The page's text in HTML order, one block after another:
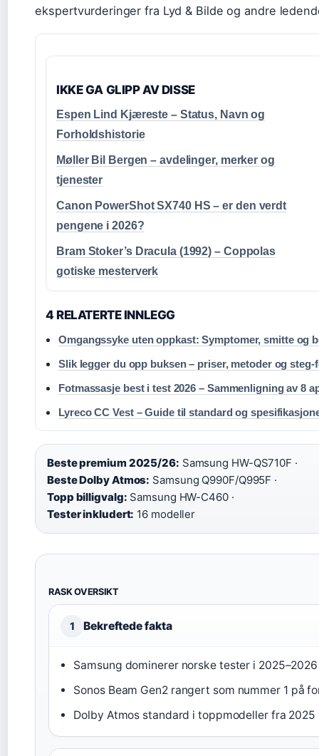
ekspertvurderinger fra Lyd & Bilde og andre
IKKE GA GLIPP AV DISSE
Espen Lind Kjæreste – Status, Navn og
Forholdshistorie
Møller Bil Bergen – avdelinger, merker og
tjenester
Canon PowerShot SX740 HS – er den verdt
pengene i 2026?
Bram Stoker’s Dracula (1992) – Coppolas
gotiske mesterverk
4 RELATERTE INNLEGG
Omgangssyke uten oppkast: Symptomer, smitte og
Slik legger du opp buksen – priser, metoder og steg-
Fotmassasje best i test 2026 – Sammenligning av 8
Lyreco CC Vest – Guide til standard og
Beste premium 2025/26: Samsung HW-QS710F ·
Beste Dolby Atmos: Samsung Q990F/Q995F ·
Topp billigvalg: Samsung HW-C460 ·
Tester inkludert: 16 modeller
RASK OVERSIKT
1 Bekreftede fakta
Samsung dominerer norske tester i
Sonos Beam Gen2 rangert som nummer 1 på
Dolby Atmos standard i toppmodeller fra 2025